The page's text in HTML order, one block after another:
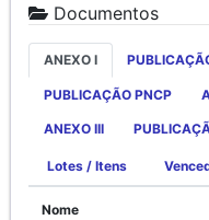
Documentos
ANEXO I
PUBLICAÇÃO PNCP
ANEXO III
Lotes / Itens
Nome